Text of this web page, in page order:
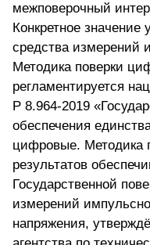
межповерочный
Конкретное значение
средства измерений
Методика поверки
регламентируется
Р 8.964-2019
обеспечения
цифровые. Методика
результатов
Государственной
измерений
напряжения,